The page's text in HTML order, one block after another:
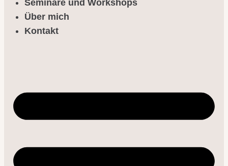
Seminare und Workshops
Über mich
Kontakt